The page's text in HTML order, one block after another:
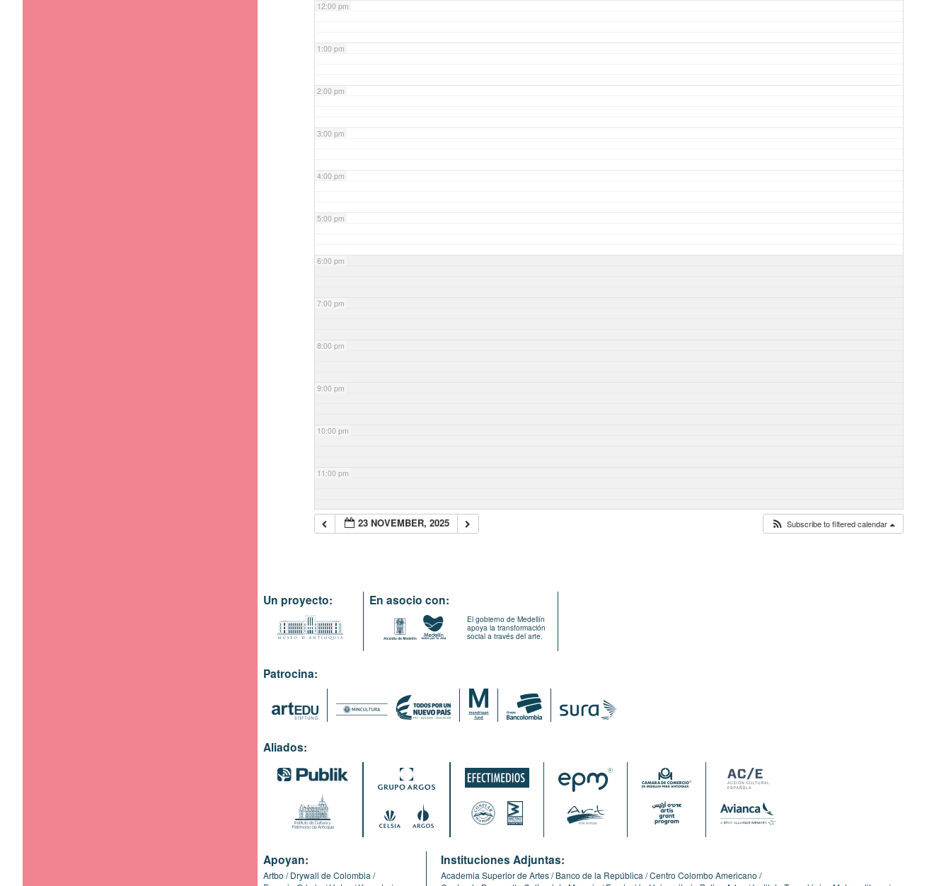
12:00 pm
1:00 pm
2:00 pm
3:00 pm
4:00 pm
5:00 pm
6:00 pm
7:00 pm
8:00 pm
9:00 pm
10:00 pm
11:00 pm
23 NOVEMBER, 2025 Subscribe to filtered calendar
Un proyecto: En asocio con:
El gobierno de Medellín
apoya la transformación
social a través del arte.
Patrocina:
Aliados:
Apoyan:
Artbo
Drywall de Colombia
Instituciones Adjuntas:
Academia Superior de Artes Banco de la República Centro Colombo Americano